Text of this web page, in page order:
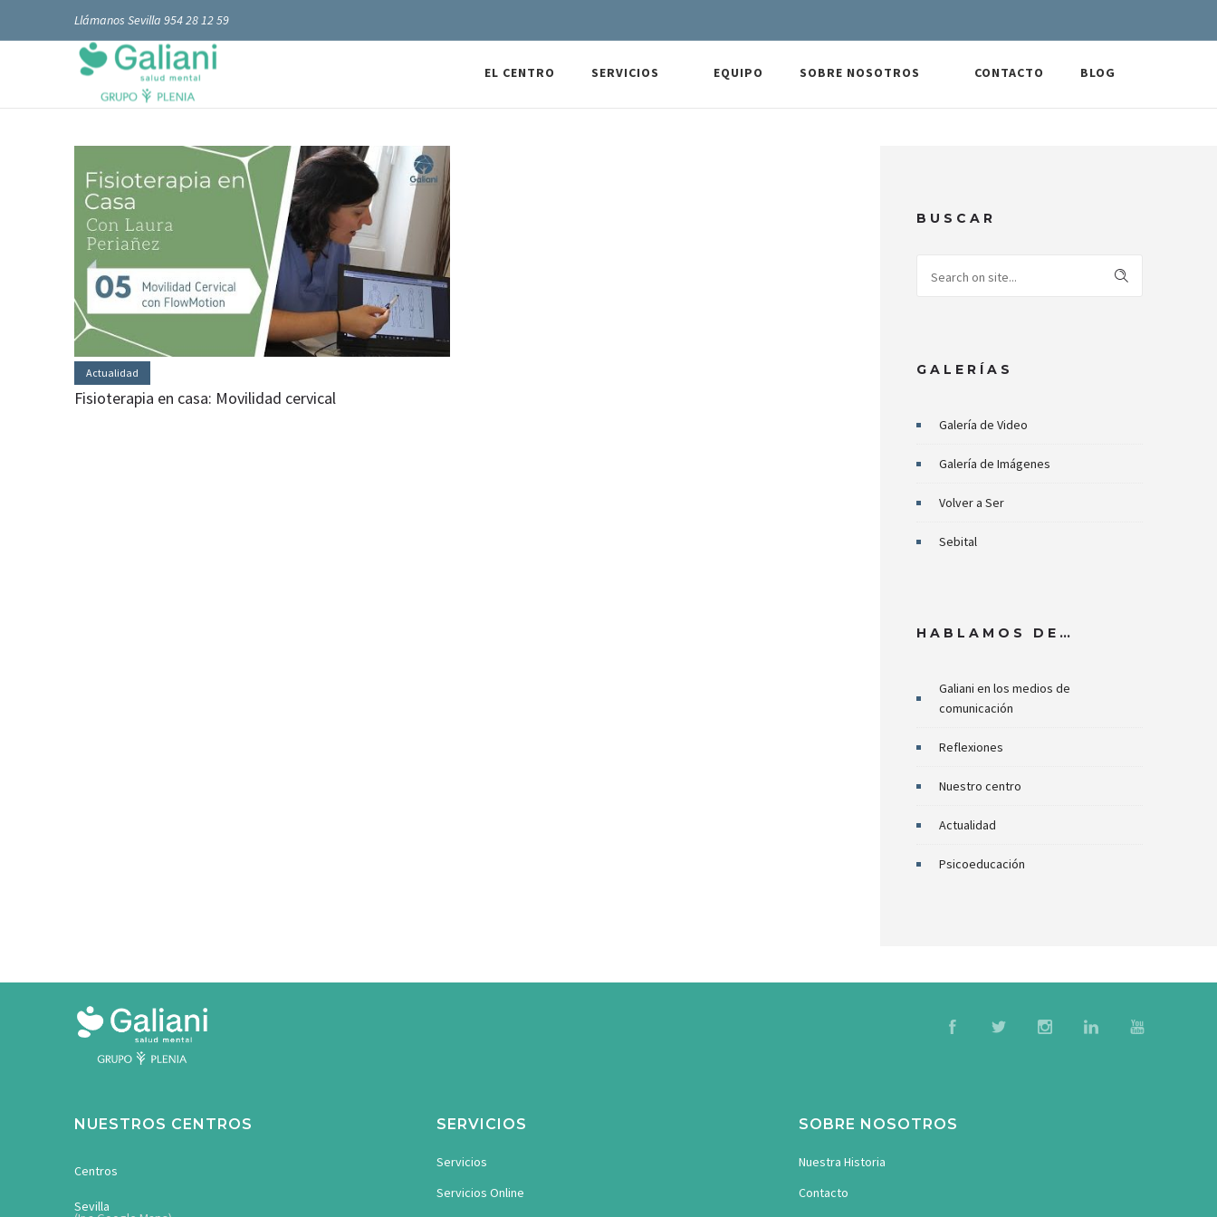
Llámanos Sevilla 954 28 12 59
EL CENTRO SERVICIOS EQUIPO SOBRE NOSOTROS CONTACTO BLOG
Actualidad
Fisioterapia en casa: Movilidad cervical
BUSCAR
GALERÍAS
Galería de Video
Galería de Imágenes
Volver a Ser
Sebital
HABLAMOS DE…
Galiani en los medios de
comunicación
Reflexiones
Nuestro centro
Actualidad
Psicoeducación
NUESTROS CENTROS
Centros
Sevilla
SERVICIOS
Servicios
Servicios Online
SOBRE NOSOTROS
Nuestra Historia
Contacto